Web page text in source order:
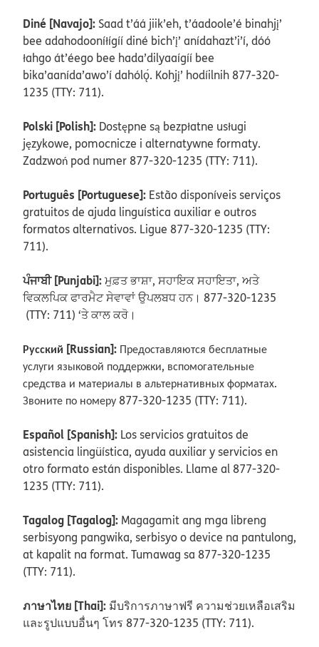
Diné [Navajo]:Saad t’áá jiik’eh, t’áadoole’é binahjį’
bee adahodooníłígíí diné bich’į’ anídahazt’i’í, dóó
łahgo át’éego bee hada’dilyaaígíí bee
bika’aanída’awo’í dahólǫ́. Kohjį’ hodíilnih 877-320-
1235 (TTY: 711).
Polski [Polish]: Dostępne są bezpłatne usługi
językowe, pomocnicze i alternatywne formaty.
Zadzwoń pod numer 877-320-1235 (TTY: 711).
Português [Portuguese]: Estão disponíveis serviços
gratuitos de ajuda linguística auxiliar e outros
formatos alternativos. Ligue 877-320-1235 (TTY:
711).
ਪੰਜਾਬੀ [Punjabi]:ਮੁਫ਼ਤ ਭਾਸ਼ਾ, ਸਹਾਇਕ ਸਹਾਇਤਾ, ਅਤੇ
ਵਿਕਲਪਿਕ ਫਾਰਮੈਟ ਸੇਵਾਵਾਂ ਉਪਲਬਧ ਹਨ। 877-320-1235
(TTY: 711) ‘ਤੇ ਕਾਲ ਕਰੋ।
Русский [Russian]: Предоставляются бесплатные
услуги языковой поддержки, вспомогательные
средства и материалы в альтернативных форматах.
Звоните по номеру 877-320-1235 (TTY: 711).
Español [Spanish]: Los servicios gratuitos de
asistencia lingüística, ayuda auxiliar y servicios en
otro formato están disponibles. Llame al 877-320-
1235 (TTY: 711).
Tagalog [Tagalog]: Magagamit ang mga libreng
serbisyong pangwika, serbisyo o device na pantulong,
at kapalit na format. Tumawag sa 877-320-1235
(TTY: 711).
ภาษาไทย [Thai]: มีบริการภาษาฟรี ความช่วยเหลือเสริม
และรูปแบบอื่นๆ โทร 877-320-1235 (TTY: 711).